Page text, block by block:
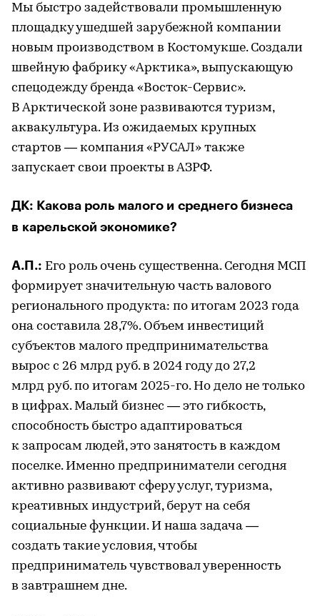
Мы быстро задействовали промышленную
площадку ушедшей зарубежной компании
новым производством в Костомукше. Создали
швейную фабрику «Арктика», выпускающую
спецодежду бренда «Восток-Сервис».
В Арктической зоне развиваются туризм,
аквакультура. Из ожидаемых крупных
стартов — компания «РУСАЛ» также
запускает свои проекты в АЗРФ.
ДК: Какова роль малого и среднего бизнеса
в карельской экономике?
А.П.: Его роль очень существенна. Сегодня МСП
формирует значительную часть валового
регионального продукта: по итогам 2023 года
она составила 28,7%. Объем инвестиций
субъектов малого предпринимательства
вырос с 26 млрд руб. в 2024 году до 27,2
млрд руб. по итогам 2025-го. Но дело не только
в цифрах. Малый бизнес — это гибкость,
способность быстро адаптироваться
к запросам людей, это занятость в каждом
поселке. Именно предприниматели сегодня
активно развивают сферу услуг, туризма,
креативных индустрий, берут на себя
социальные функции. И наша задача —
создать такие условия, чтобы
предприниматель чувствовал уверенность
в завтрашнем дне.